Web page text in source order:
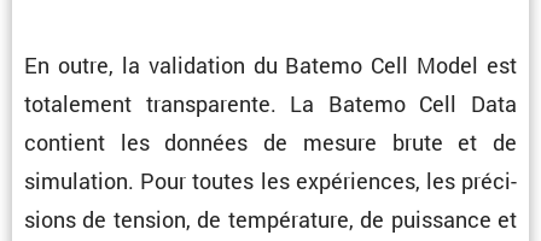
En outre, la valida­tion du Batemo Cell Model est
totale­ment trans­pa­rente. La Batemo Cell Data
contient les données de mesure brute et de
simula­tion. Pour toutes les expériences, les préci­
sions de tension, de tempé­ra­ture, de puissance et